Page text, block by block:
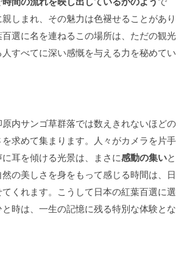
しまれ、その魅力は色褪せることがあり
選に名を連ねるこの場所は、ただの観光
すべてに深い感慨を与える力を秘めてい
内サンゴ草群落では数えきれないほどの
求めて集まります。人々がカメラを片手
耳を傾ける光景は、まさに感動の集いと
の美しさを身をもって感じる時間は、日
くれます。こうして日本の紅葉百選に選
時は、一生の記憶に残る特別な体験とな